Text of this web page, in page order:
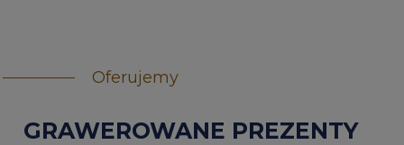
Oferujemy
GRAWEROWANE PREZENTY